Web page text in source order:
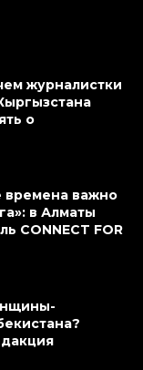
журналистки
о
времена важно
в Алматы
CONNECT FOR